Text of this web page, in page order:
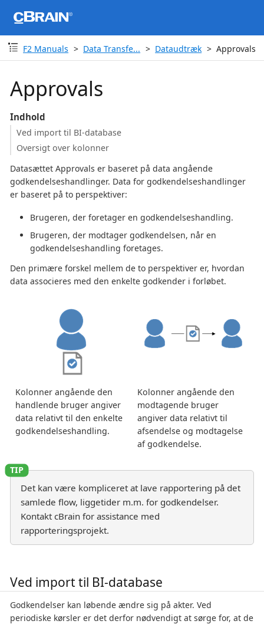
F2 Manuals Data Transfe... Dataudtræk Approvals
Approvals
Indhold
Ved import til BI-database
Oversigt over kolonner
Datasættet Approvals er baseret på data angående
godkendelseshandlinger. Data for godkendelseshandlinger
er baseret på to perspektiver:
Brugeren, der foretager en godkendelseshandling.
Brugeren, der modtager godkendelsen, når en
godkendelseshandling foretages.
Den primære forskel mellem de to perspektiver er, hvordan
data associeres med den enkelte godkender i forløbet.
Kolonner angående den
handlende bruger angiver
data relativt til den enkelte
godkendelseshandling.
Kolonner angående den
modtagende bruger
angiver data relativt til
afsendelse og modtagelse
af godkendelse.
Det kan være kompliceret at lave rapportering på det
samlede flow, liggetider m.m. for godkendelser.
Kontakt cBrain for assistance med
rapporteringsprojekt.
Ved import til BI-database
Godkendelser kan løbende ændre sig på akter. Ved
periodiske kørsler er det derfor nødvendigt at sørge for, at de